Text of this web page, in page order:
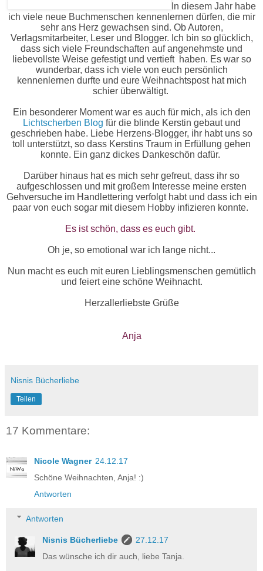
In diesem Jahr habe
ich viele neue Buchmenschen kennenlernen dürfen, die mir
sehr ans Herz gewachsen sind. Ob Autoren,
Verlagsmitarbeiter, Leser und Blogger. Ich bin so glücklich,
dass sich viele Freundschaften auf angenehmste und
liebevollste Weise gefestigt und vertieft haben. Es war so
wunderbar, dass ich viele von euch persönlich
kennenlernen durfte und eure Weihnachtspost hat mich
schier überwältigt.
Ein besonderer Moment war es auch für mich, als ich den
Lichtscherben Blog für die blinde Kerstin gebaut und
geschrieben habe. Liebe Herzens-Blogger, ihr habt uns so
toll unterstützt, so dass Kerstins Traum in Erfüllung gehen
konnte. Ein ganz dickes Dankeschön dafür.
Darüber hinaus hat es mich sehr gefreut, dass ihr so
aufgeschlossen und mit großem Interesse meine ersten
Gehversuche im Handlettering verfolgt habt und dass ich ein
paar von euch sogar mit diesem Hobby infizieren konnte.
Es ist schön, dass es euch gibt.
Oh je, so emotional war ich lange nicht...
Nun macht es euch mit euren Lieblingsmenschen gemütlich
und feiert eine schöne Weihnacht.
Herzallerliebste Grüße
Anja
Nisnis Bücherliebe
Teilen
17 Kommentare:
Nicole Wagner 24.12.17
Schöne Weihnachten, Anja! :)
Antworten
Antworten
Nisnis Bücherliebe
27.12.17
Das wünsche ich dir auch, liebe Tanja.